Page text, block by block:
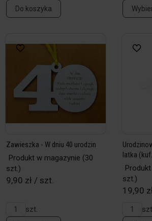
Do koszyka
Zawieszka - W dniu 40 urodzin
Produkt w magazynie (30
szt.)
9,90 zł / szt.
szt.
latka
szt.)
19,90
szt.